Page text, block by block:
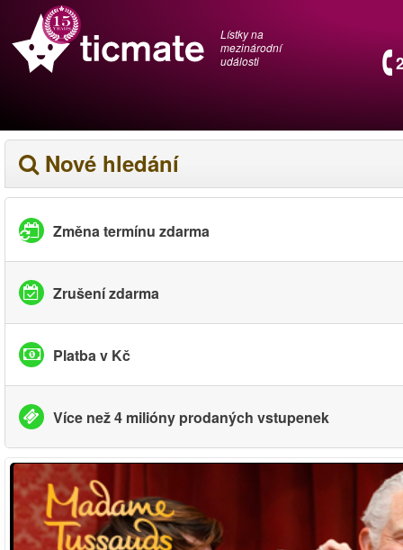
Lístky na
mezinárodní
události
Nové hledání
Změna termínu zdarma
Zrušení zdarma
Platba v Kč
Více než 4 milióny prodaných vstupenek